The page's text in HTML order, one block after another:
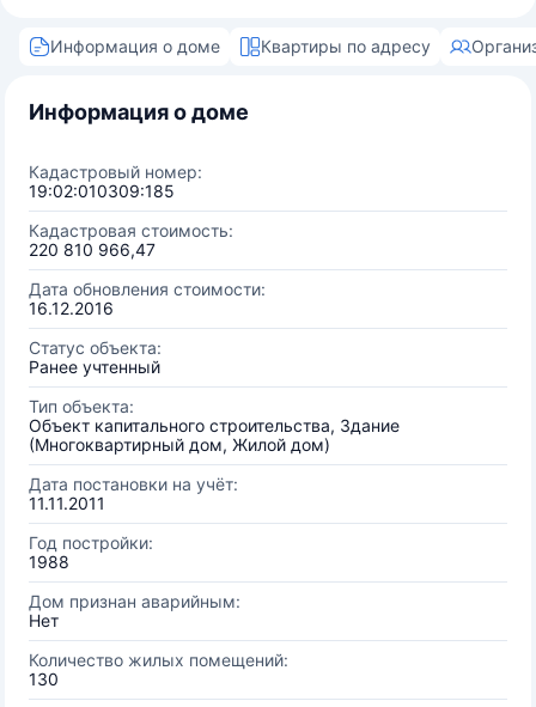
Информация о доме Квартиры по адресу
Информация о доме
Кадастровый номер:
19:02:010309:185
Кадастровая стоимость:
220 810 966,47
Дата обновления стоимости:
16.12.2016
Статус объекта:
Ранее учтенный
Тип объекта:
Объект капитального строительства, Здание
(Многоквартирный дом, Жилой дом)
Дата постановки на учёт:
11.11.2011
Год постройки:
1988
Дом признан аварийным:
Нет
Количество жилых помещений:
130